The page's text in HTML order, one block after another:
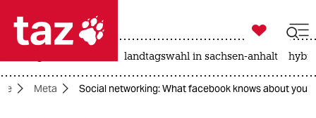
 taz zahl ich
taz zahl ich

taz zahl ich
landtagswahl in sachsen-anhalt
Meta Social networking: What facebook knows about you